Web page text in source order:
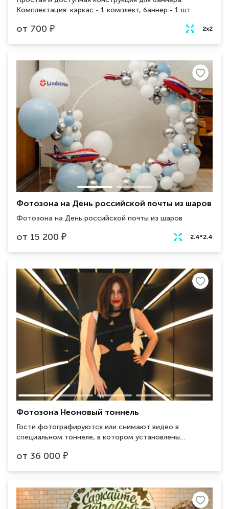
Комплектация: каркас - 1 комплект, баннер - 1 шт
от 700 ₽ 2х2
Фотозона на День российской почты из шаров
Фотозона на День российской почты из шаров
от 15 200 ₽ 2.4*2.4
Фотозона Неоновый тоннель
Гости фотографируются или снимают видео в
специальном тоннеле, в котором установлены
цветов лампы обладают эффектом бесконечности за
от 36 000 ₽